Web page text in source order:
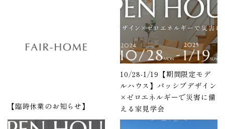
【臨時休業のお知らせ】
10/28-1/19【期間限定モデ
ルハウス】パッシブデザイン
×ゼロエネルギーで災害に備
える家見学会